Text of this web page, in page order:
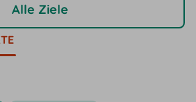
Alle Ziele